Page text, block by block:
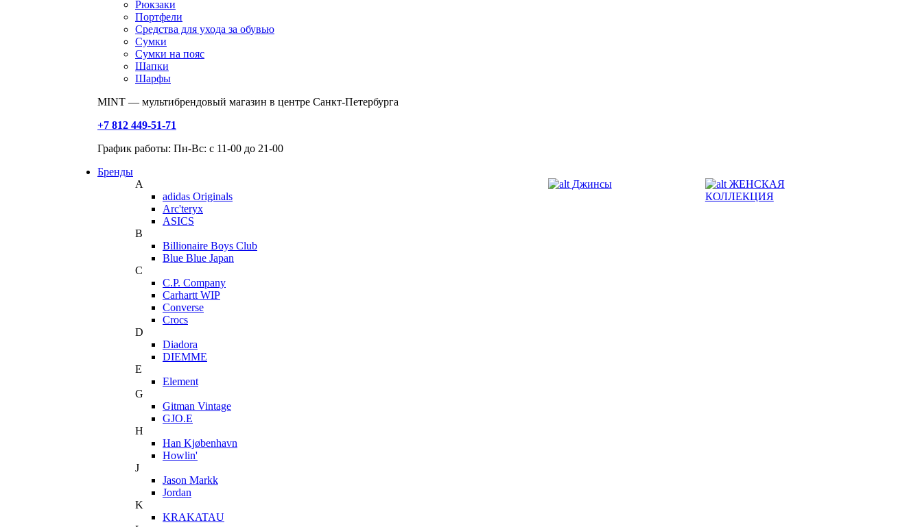
Рюкзаки
Портфели
Средства для ухода за обувью
Сумки
Сумки на пояс
Шапки
Шарфы
MINT — мультибрендовый магазин в центре Санкт-Петербурга
+7 812 449-51-71
График работы: Пн-Вс: с 11-00 до 21-00
Бренды
A
adidas Originals
Arc'teryx
ASICS
B
Billionaire Boys Club
Blue Blue Japan
C
C.P. Company
Carhartt WIP
Converse
Crocs
D
Diadora
DIEMME
E
Element
G
Gitman Vintage
GJO.E
H
Han Kjøbenhavn
Howlin'
J
Jason Markk
Jordan
K
KRAKATAU
Джинсы
ЖЕНСКАЯ
КОЛЛЕКЦИЯ